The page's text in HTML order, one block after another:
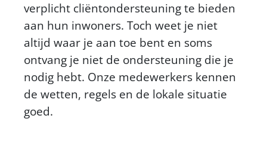
verplicht cliëntondersteuning te bieden
aan hun inwoners. Toch weet je niet
altijd waar je aan toe bent en soms
ontvang je niet de ondersteuning die je
nodig hebt. Onze medewerkers kennen
de wetten, regels en de lokale situatie
goed.